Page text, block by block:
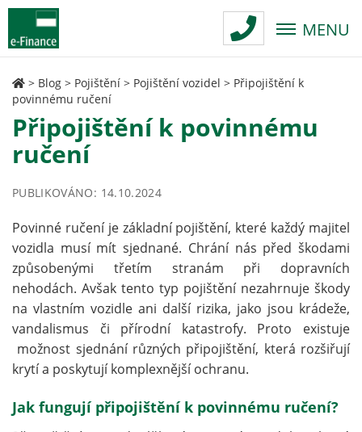
MENU
> Blog > Pojištění > Pojištění vozidel > Připojištění k
povinnému ručení
Připojištění k povinnému
ručení
PUBLIKOVÁNO: 14.10.2024
Povinné ručení je základní pojištění, které každý majitel
vozidla musí mít sjednané. Chrání nás před škodami
způsobenými třetím stranám při dopravních
nehodách. Avšak tento typ pojištění nezahrnuje škody
na vlastním vozidle ani další rizika, jako jsou krádeže,
vandalismus či přírodní katastrofy. Proto existuje
možnost sjednání různých připojištění, která rozšiřují
krytí a poskytují komplexnější ochranu.
Jak fungují připojištění k povinnému ručení?